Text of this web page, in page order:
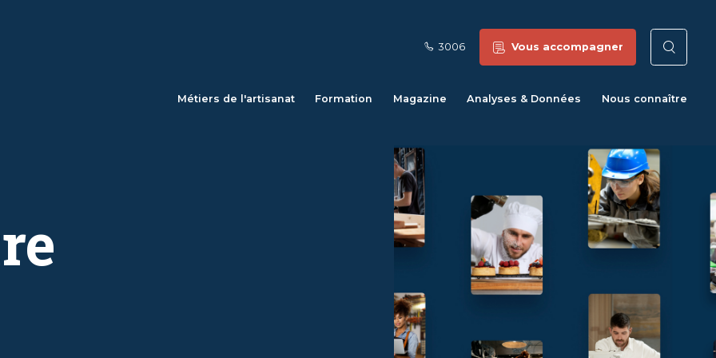
3006 Vous accompagner
Métiers de l'artisanat Formation Magazine Analyses & Données Nous connaître
Fichier
source